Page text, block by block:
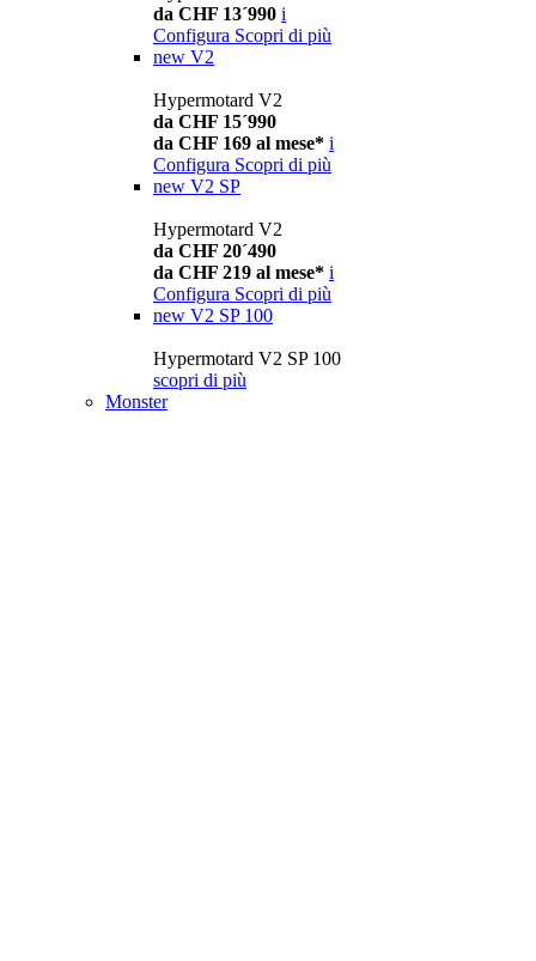
da CHF 13´990 i
Configura Scopri di più
new V2
Hypermotard V2
da CHF 15´990
da CHF 169 al mese* i
Configura Scopri di più
new V2 SP
Hypermotard V2
da CHF 20´490
da CHF 219 al mese* i
Configura Scopri di più
new V2 SP 100
Hypermotard V2 SP 100
scopri di più
Monster